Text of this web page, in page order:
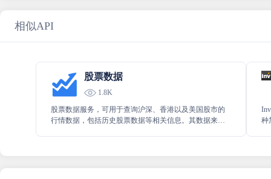
相似API
股票数据
1.8K
股票数据服务，可用于查询沪深、香港以及美国股市的
行情数据，包括历史股票数据等相关信息。其数据来源
种